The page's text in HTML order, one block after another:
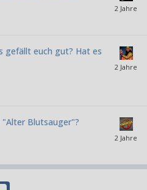
gefällt euch gut? Hat es
Blutsauger"?